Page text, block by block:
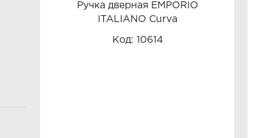
Ручка дверная EMPORIO
ITALIANO Curva
Код: 10614